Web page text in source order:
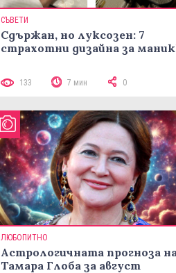
СЪВЕТИ
Сдържан, но луксозен: 7
страхотни дизайна за
133 7 мин 0
ЛЮБОПИТНО
Астрологичната прогноза
Тамара Глоба за август